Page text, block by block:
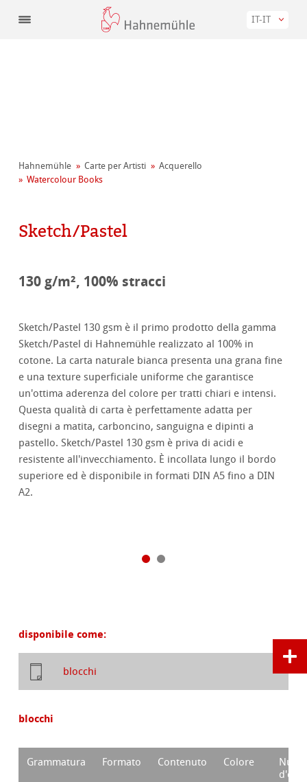
IT-IT
Hahnemühle Carte per Artisti
Acquerello
Watercolour Books
Sketch/Pastel
130 g/m², 100% stracci
Sketch/Pastel 130 gsm è il primo prodotto della gamma
Sketch/Pastel di Hahnemühle realizzato al 100% in
cotone. La carta naturale bianca presenta una grana fine
e una texture superficiale uniforme che garantisce
un'ottima aderenza del colore per tratti chiari e intensi.
Questa qualità di carta è perfettamente adatta per
disegni a matita, carboncino, sanguigna e dipinti a
pastello. Sketch/Pastel 130 gsm è priva di acidi e
resistente all'invecchiamento. È incollata lungo il bordo
superiore ed è disponibile in formati DIN A5 fino a DIN
A2.
disponibile come:
blocchi
blocchi
Grammatura Formato Contenuto Colore